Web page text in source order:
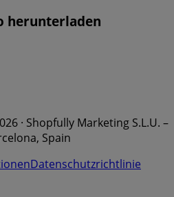
herunterladen
· Shopfully Marketing S.L.U. –
Spain
Datenschutzrichtlinie